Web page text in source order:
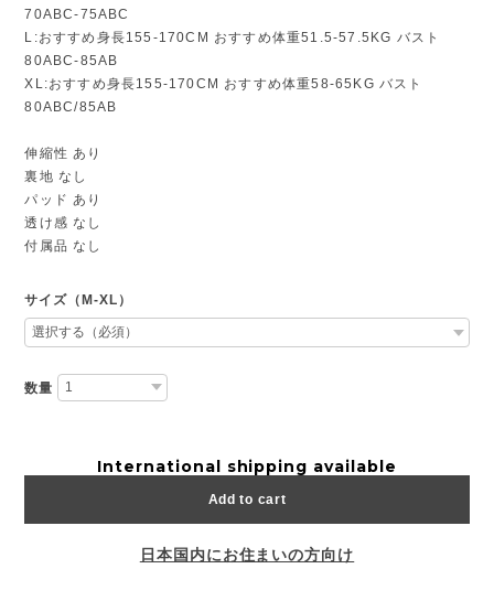
70ABC-75ABC
L:おすすめ身長155-170CM おすすめ体重51.5-57.5KG バスト
80ABC-85AB
XL:おすすめ身長155-170CM おすすめ体重58-65KG バスト
80ABC/85AB
伸縮性 あり
裏地 なし
パッド あり
透け感 なし
付属品 なし
サイズ（M-XL）
数量
International shipping available
Add to cart
日本国内にお住まいの方向け